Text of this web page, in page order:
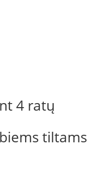
4 ratų
tiltams